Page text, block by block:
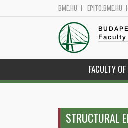
BME.HU EPITO.BME.HU
FACULTY
STRUCTURAL